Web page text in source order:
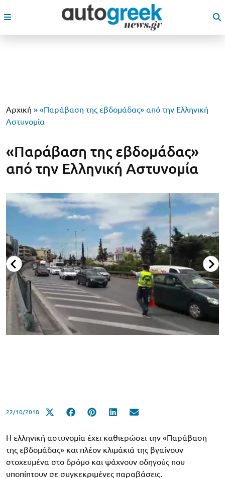
Αρχική » «Παράβαση της εβδομάδας» από την Ελληνική
Αστυνομία
«Παράβαση της εβδομάδας»
από την Ελληνική Αστυνομία
22/10/2018
Η ελληνική αστυνομία έχει καθιερώσει την «Παράβαση
της εβδομάδας» και πλέον κλιμάκιά της βγαίνουν
στοχευμένα στο δρόμο και ψάχνουν οδηγούς που
υποπίπτουν σε συγκεκριμένες παραβάσεις.